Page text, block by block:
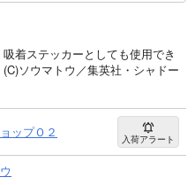
着ステッカーとしても使用でき
ソウマトウ／集英社・シャドー
ップＯ２ 入荷アラート